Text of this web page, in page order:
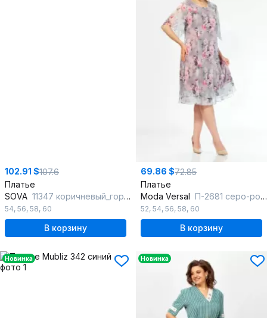
102.91 $107.6
Платье
SOVA 11347 коричневый_горох
54, 56, 58, 60
В корзину
69.86 $72.85
Платье
Moda Versal П-2681 серо-розовый
52, 54, 56, 58, 60
В корзину
Новинка Новинка